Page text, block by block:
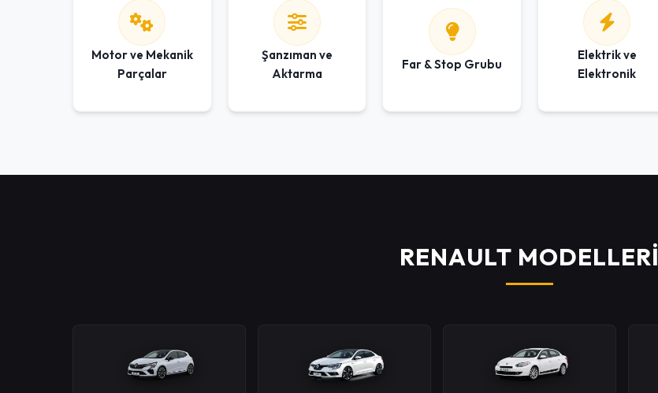
Motor ve Mekanik
Parçalar
Şanzıman ve
Aktarma
Far & Stop Grubu
Elektrik ve
Elektronik
RENAULT MODELLERİ